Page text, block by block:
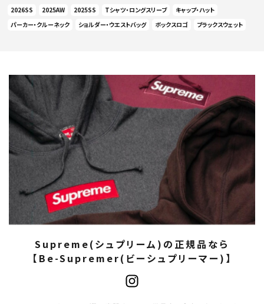
2026SS 2025AW 2025SS Tシャツ・ロングスリーブ
キャップ・ハット
パーカー・クルーネック
ショルダー・ウエストバッグ ボックスロゴ ブラックスウェット
Supreme(シュプリーム)の正規品なら
【Be-Supremer(ビーシュプリーマー)】